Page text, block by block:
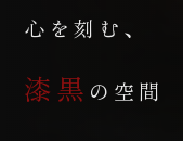
心を刻む、
漆黒 の空間